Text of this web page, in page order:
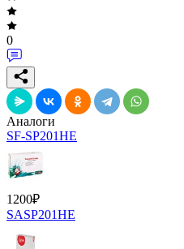
0
Аналоги
SF-SP201HE
1200₽
SASP201HE